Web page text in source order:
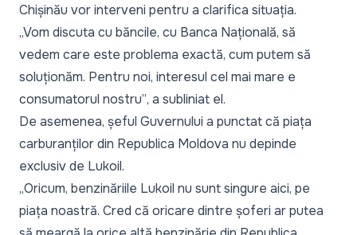
Chișinău vor interveni pentru a clarifica situația.
„Vom discuta cu băncile, cu Banca Națională, să
vedem care este problema exactă, cum putem să
soluționăm. Pentru noi, interesul cel mai mare e
consumatorul nostru”, a subliniat el.
De asemenea, șeful Guvernului a punctat că piața
carburanților din Republica Moldova nu depinde
exclusiv de Lukoil.
„Oricum, benzinăriile Lukoil nu sunt singure aici, pe
piața noastră. Cred că oricare dintre șoferi ar putea